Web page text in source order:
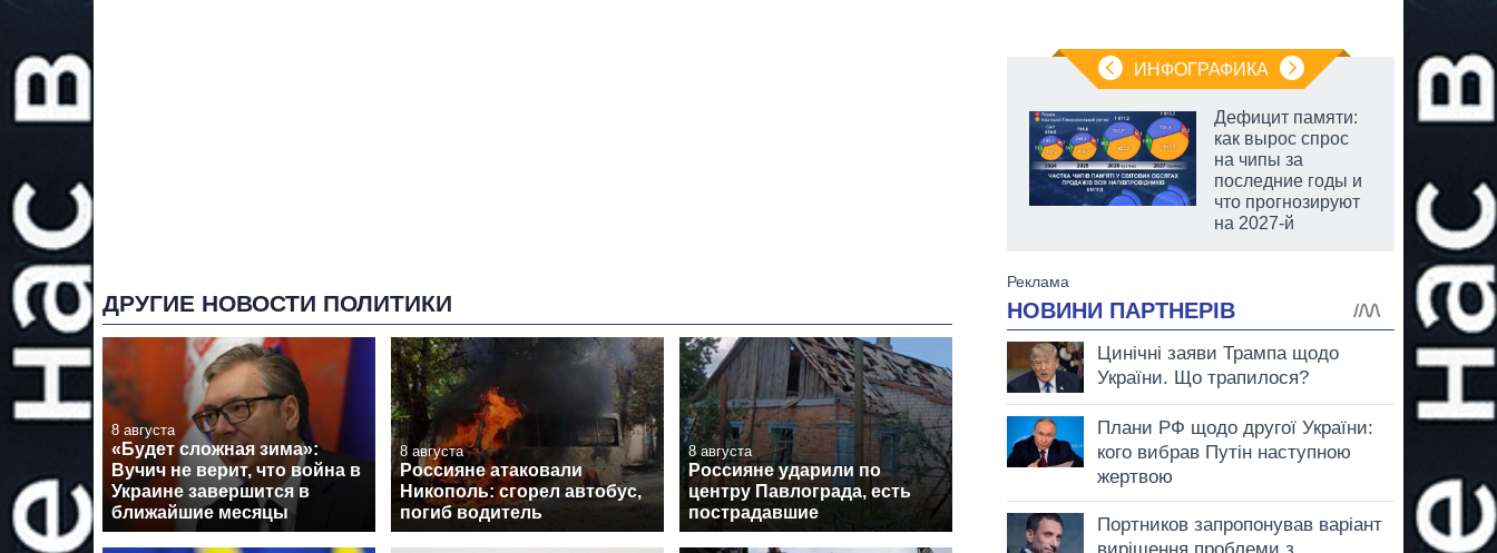
ДРУГИЕ НОВОСТИ ПОЛИТИКИ
8 августа
«Будет сложная зима»:
Вучич не верит, что война в
Украине завершится в
ближайшие месяцы
8 августа
Россияне атаковали
Никополь: сгорел автобус,
погиб водитель
8 августа
Россияне ударили по
центру Павлограда, есть
пострадавшие
ИНФОГРАФИКА
Дефицит памяти:
как вырос спрос
на чипы за
последние годы и
что прогнозируют
на 2027-й